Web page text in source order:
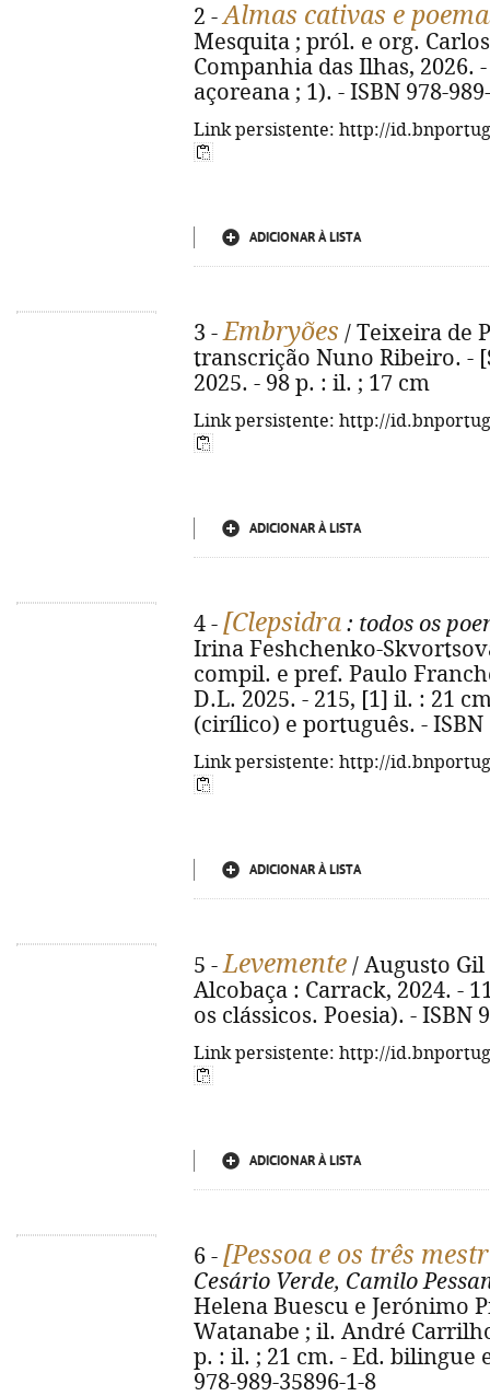
2 -Almas cativas e
Mesquita ; pról. e org. Carlos
Companhia das Ilhas, 2026.
açoreana ; 1). - ISBN 978-
Link persistente: http://
ADICIONAR À LISTA
3 -Embryões / Teixeira de
transcrição Nuno Ribeiro. -
2025. - 98 p. : il. ; 17 cm
Link persistente: http://
ADICIONAR À LISTA
4 - [Clepsidra : todos os
Irina Feshchenko-
compil. e pref. Paulo
D.L. 2025. - 215, [1] il. : 21
(cirílico) e português. - ISBN
Link persistente: http://
ADICIONAR À LISTA
5 -Levemente / Augusto Gil
Alcobaça : Carrack, 2024. -
os clássicos. Poesia). - ISBN
Link persistente: http://
ADICIONAR À LISTA
6 - [Pessoa e os três
Cesário Verde, Camilo
Helena Buescu e Jerónimo
Watanabe ; il. André
p. : il. ; 21 cm. - Ed. bilingue
978-989-35896-1-8